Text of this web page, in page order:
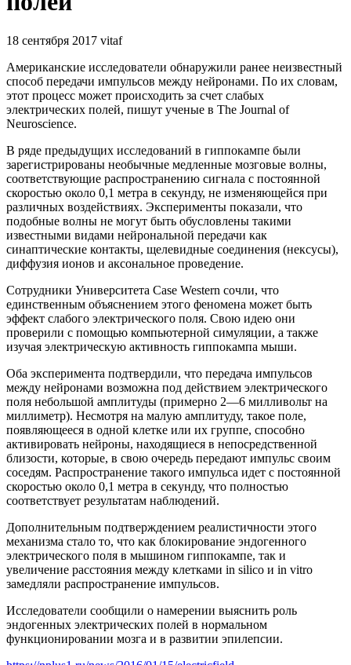
18 сентября 2017 vitaf
Американские исследователи обнаружили ранее неизвестный
способ передачи импульсов между нейронами. По их словам,
этот процесс может происходить за счет слабых
электрических полей, пишут ученые в The Journal of
Neuroscience.
В ряде предыдущих исследований в гиппокампе были
зарегистрированы необычные медленные мозговые волны,
соответствующие распространению сигнала с постоянной
скоростью около 0,1 метра в секунду, не изменяющейся при
различных воздействиях. Эксперименты показали, что
подобные волны не могут быть обусловлены такими
известными видами нейрональной передачи как
синаптические контакты, щелевидные соединения (нексусы),
диффузия ионов и аксональное проведение.
Сотрудники Университета Case Western сочли, что
единственным объяснением этого феномена может быть
эффект слабого электрического поля. Свою идею они
проверили с помощью компьютерной симуляции, а также
изучая электрическую активность гиппокампа мыши.
Оба эксперимента подтвердили, что передача импульсов
между нейронами возможна под действием электрического
поля небольшой амплитуды (примерно 2—6 милливольт на
миллиметр). Несмотря на малую амплитуду, такое поле,
появляющееся в одной клетке или их группе, способно
активировать нейроны, находящиеся в непосредственной
близости, которые, в свою очередь передают импульс своим
соседям. Распространение такого импульса идет с постоянной
скоростью около 0,1 метра в секунду, что полностью
соответствует результатам наблюдений.
Дополнительным подтверждением реалистичности этого
механизма стало то, что как блокирование эндогенного
электрического поля в мышином гиппокампе, так и
увеличение расстояния между клетками in silico и in vitro
замедляли распространение импульсов.
Исследователи сообщили о намерении выяснить роль
эндогенных электрических полей в нормальном
функционировании мозга и в развитии эпилепсии.